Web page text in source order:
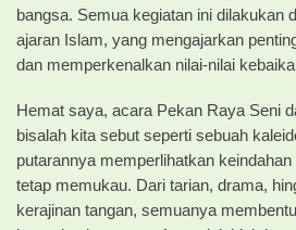
bangsa. Semua kegiatan ini dilakukan
ajaran Islam, yang mengajarkan
dan memperkenalkan nilai-nilai
Hemat saya, acara Pekan Raya Seni
bisalah kita sebut seperti sebuah
putarannya memperlihatkan
tetap memukau. Dari tarian, drama,
kerajinan tangan, semuanya